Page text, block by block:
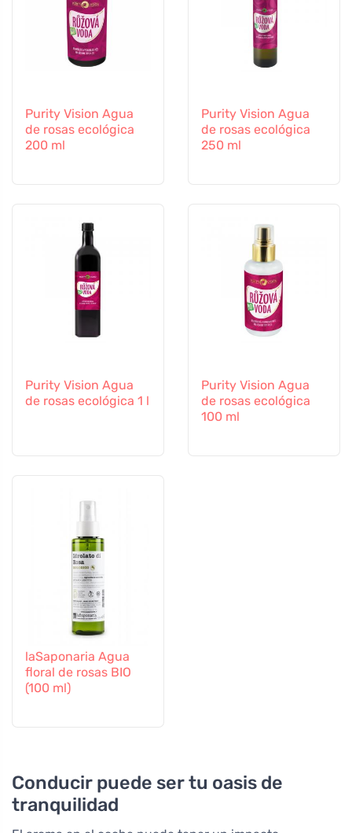
Purity Vision Agua
de rosas ecológica
200 ml
Purity Vision Agua
de rosas ecológica
250 ml
Purity Vision Agua
de rosas ecológica 1 l
Purity Vision Agua
de rosas ecológica
100 ml
laSaponaria Agua
floral de rosas BIO
(100 ml)
Conducir puede ser tu oasis de
tranquilidad